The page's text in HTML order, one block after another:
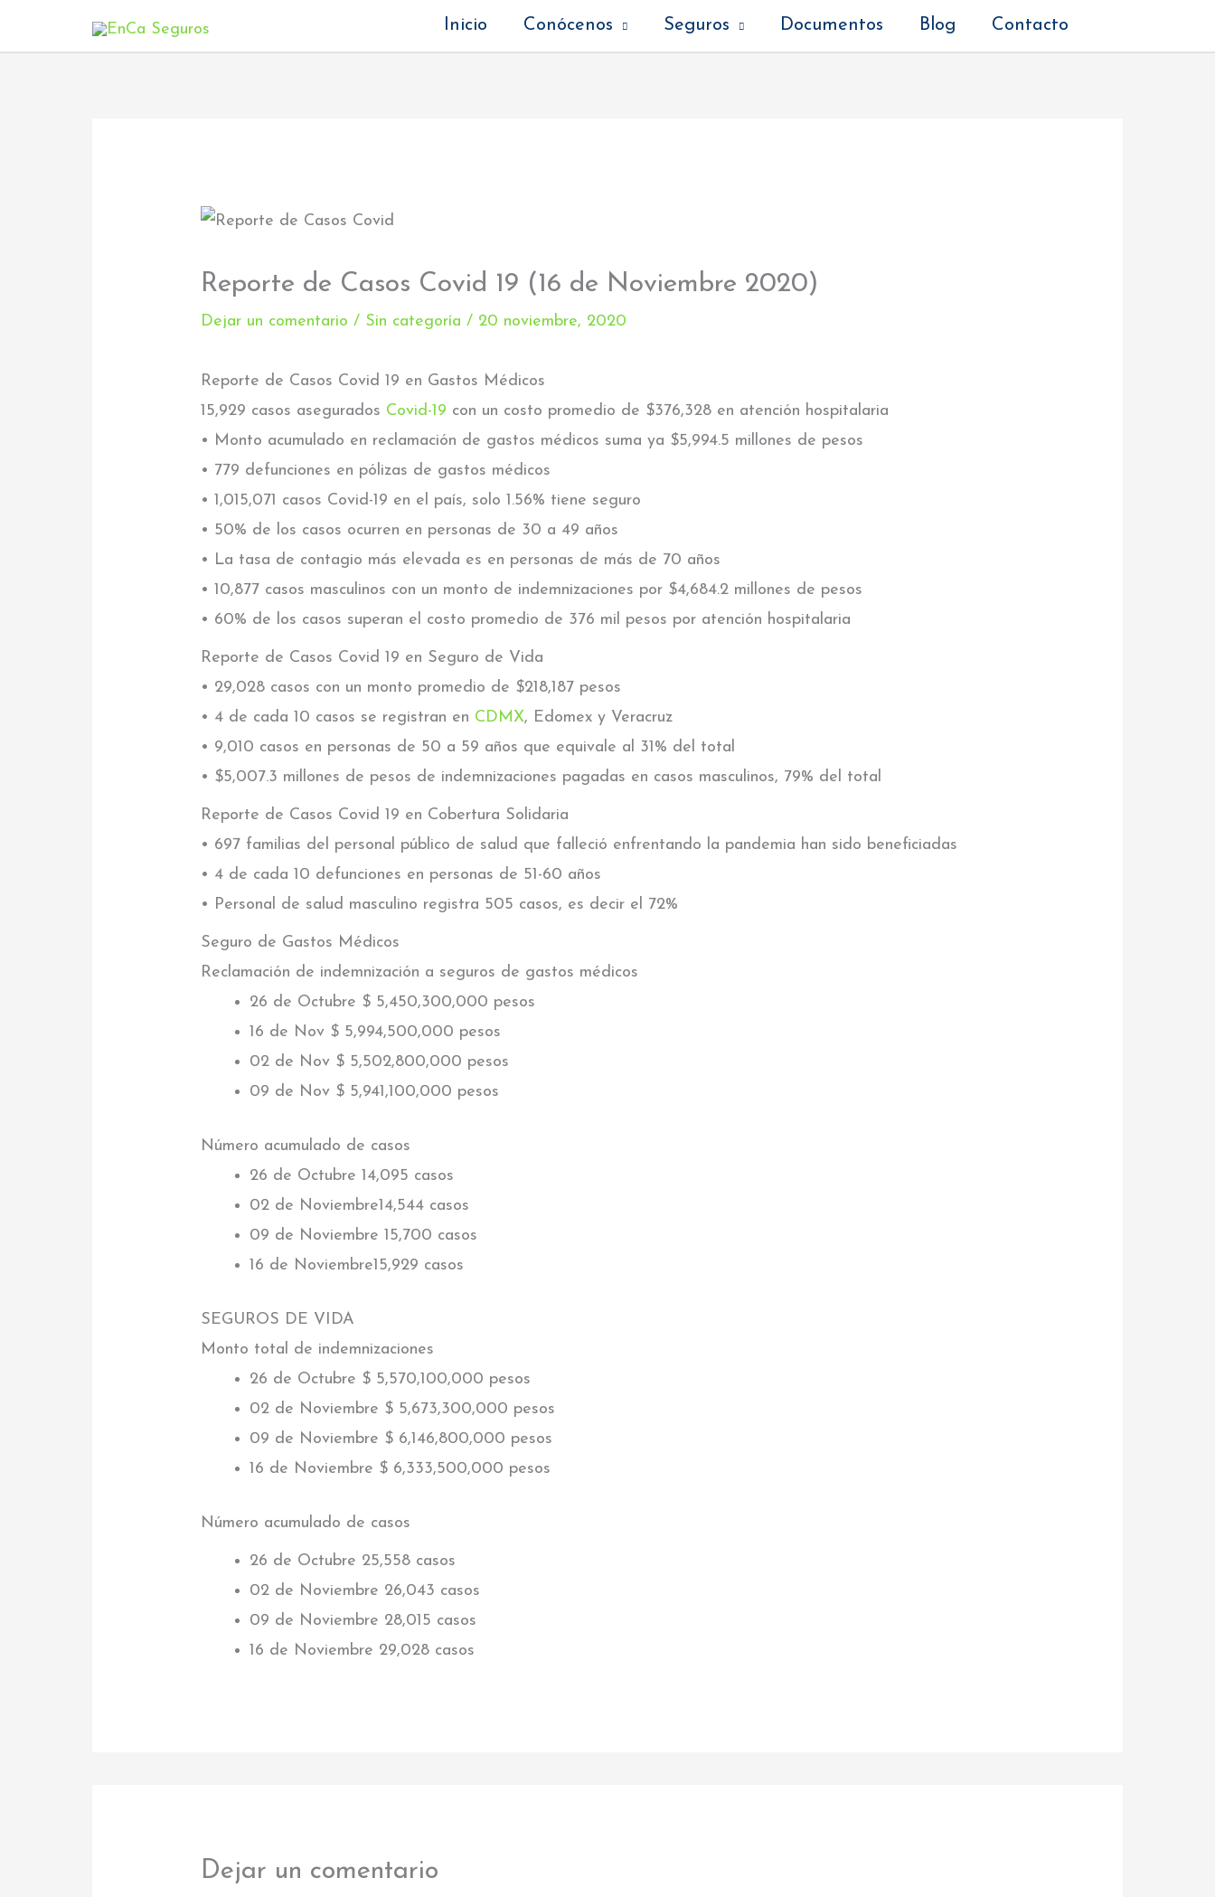
Inicio Conócenos Seguros Documentos Blog Contacto
Reporte de Casos Covid 19 (16 de Noviembre 2020)
Dejar un comentario / Sin categoría / 20 noviembre, 2020
Reporte de Casos Covid 19 en Gastos Médicos
15,929 casos asegurados Covid-19 con un costo promedio de $376,328 en atención hospitalaria
• Monto acumulado en reclamación de gastos médicos suma ya $5,994.5 millones de pesos
• 779 defunciones en pólizas de gastos médicos
• 1,015,071 casos Covid-19 en el país, solo 1.56% tiene seguro
• 50% de los casos ocurren en personas de 30 a 49 años
• La tasa de contagio más elevada es en personas de más de 70 años
• 10,877 casos masculinos con un monto de indemnizaciones por $4,684.2 millones de pesos
• 60% de los casos superan el costo promedio de 376 mil pesos por atención hospitalaria
Reporte de Casos Covid 19 en Seguro de Vida
• 29,028 casos con un monto promedio de $218,187 pesos
• 4 de cada 10 casos se registran en CDMX, Edomex y Veracruz
• 9,010 casos en personas de 50 a 59 años que equivale al 31% del total
• $5,007.3 millones de pesos de indemnizaciones pagadas en casos masculinos, 79% del total
Reporte de Casos Covid 19 en Cobertura Solidaria
• 697 familias del personal público de salud que falleció enfrentando la pandemia han sido beneficiadas
• 4 de cada 10 defunciones en personas de 51-60 años
• Personal de salud masculino registra 505 casos, es decir el 72%
Seguro de Gastos Médicos
Reclamación de indemnización a seguros de gastos médicos
26 de Octubre $ 5,450,300,000 pesos
16 de Nov $ 5,994,500,000 pesos
02 de Nov $ 5,502,800,000 pesos
09 de Nov $ 5,941,100,000 pesos
Número acumulado de casos
26 de Octubre 14,095 casos
02 de Noviembre14,544 casos
09 de Noviembre 15,700 casos
16 de Noviembre15,929 casos
SEGUROS DE VIDA
Monto total de indemnizaciones
26 de Octubre $ 5,570,100,000 pesos
02 de Noviembre $ 5,673,300,000 pesos
09 de Noviembre $ 6,146,800,000 pesos
16 de Noviembre $ 6,333,500,000 pesos
Número acumulado de casos
26 de Octubre 25,558 casos
02 de Noviembre 26,043 casos
09 de Noviembre 28,015 casos
16 de Noviembre 29,028 casos
Dejar un comentario